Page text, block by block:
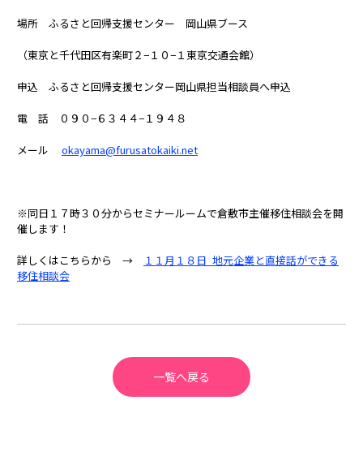
場所 ふるさと回帰支援センター 岡山県ブース
（東京と千代田区有楽町２−１０−１東京交通会館）
申込 ふるさと回帰支援センター岡山県担当相談員へ申込
電 話 ０９０−６３４４−１９４８
メール okayama@furusatokaiki.net
※同日１７時３０分からセミナールームで倉敷市主催移住相談会を開
催します！
詳しくはこちらから →
１１月１８日_地元企業と直接話ができる
移住相談会
一覧へ戻る